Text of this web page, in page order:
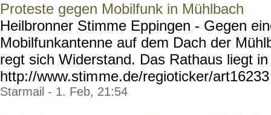
Proteste gegen Mobilfunk in Mühlbach
Heilbronner Stimme Eppingen - Gegen
Mobilfunkantenne auf dem Dach der
regt sich Widerstand. Das Rathaus liegt
http://www.stimme.de/regioticker/art16233
Starmail - 1. Feb, 21:54